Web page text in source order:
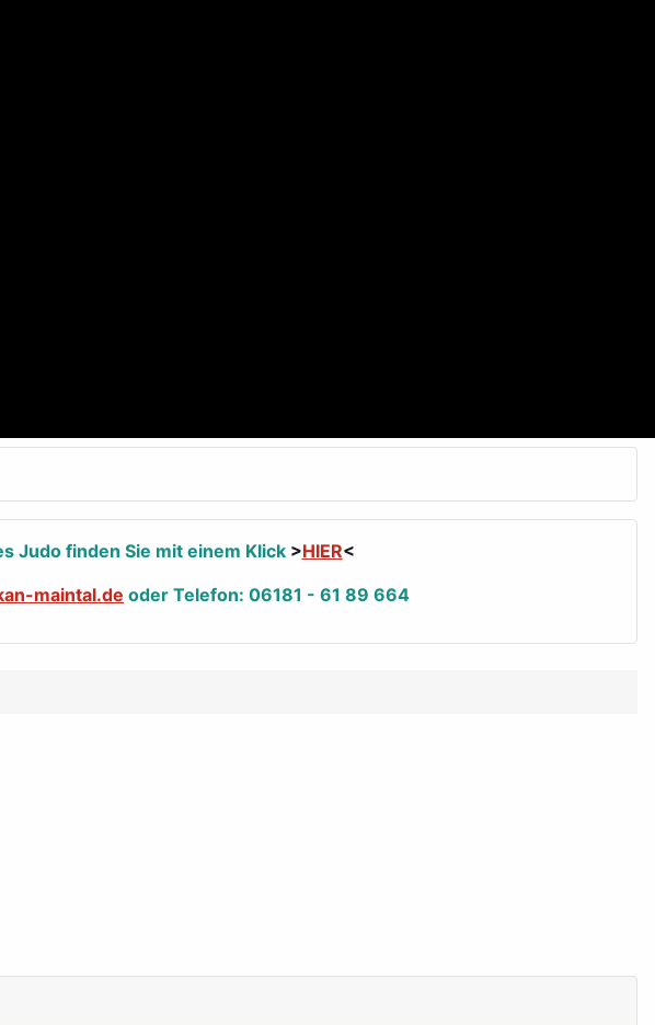
Judo finden Sie mit einem Klick>HIER<
maintal.de oder Telefon: 06181 - 61 89 664